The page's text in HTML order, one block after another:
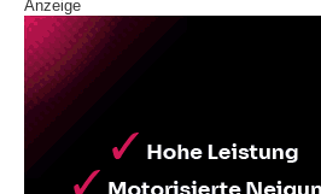
Anzeige